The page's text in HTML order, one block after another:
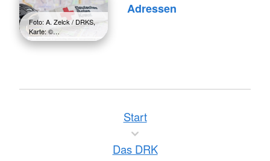
Foto: A. Zelck / DRKS,
Karte: ©…
Adressen
Start
Das DRK